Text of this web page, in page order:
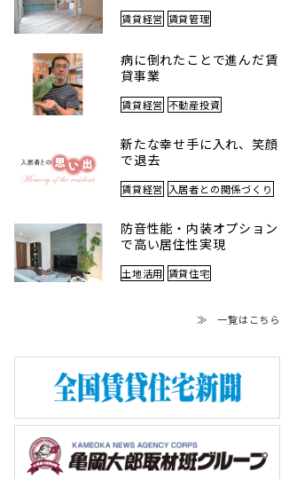
賃貸経営 賃貸管理
病に倒れたことで進んだ賃
貸事業
賃貸経営 不動産投資
新たな幸せ手に入れ、笑顔
で退去
賃貸経営 入居者との関係づくり
防音性能・内装オプション
で高い居住性実現
土地活用 賃貸住宅
≫ 一覧はこちら